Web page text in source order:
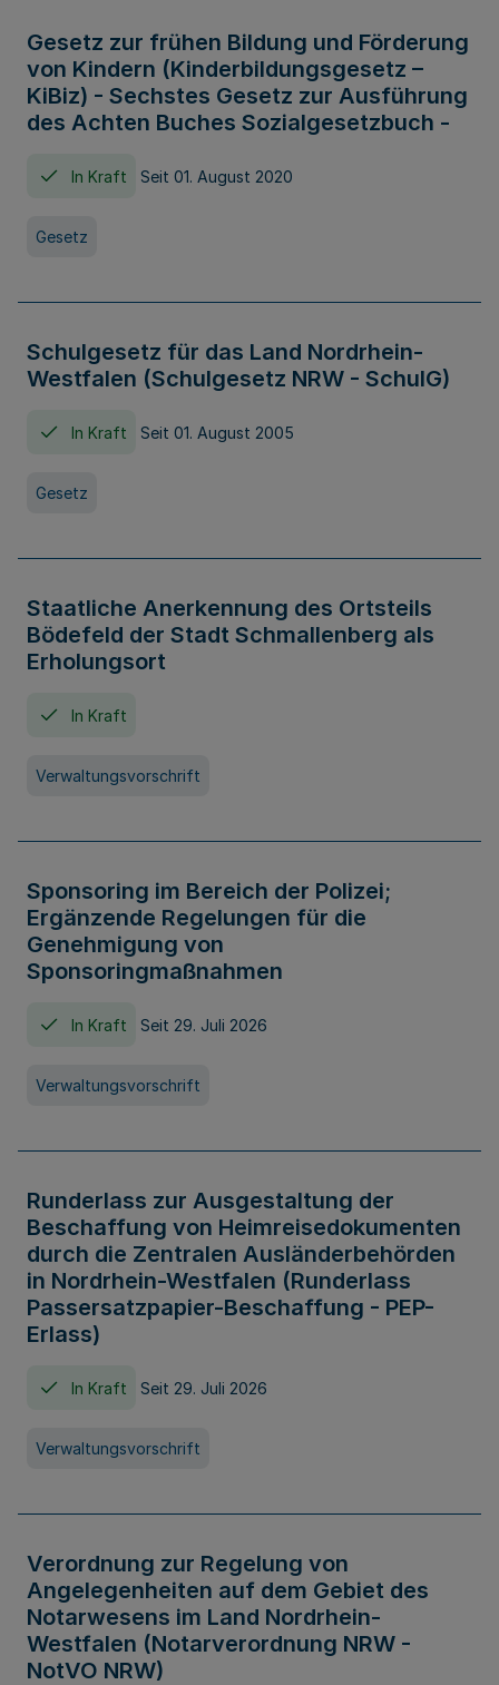
Gesetz zur frühen Bildung und Förderung
von Kindern (Kinderbildungsgesetz –
KiBiz) - Sechstes Gesetz zur Ausführung
des Achten Buches Sozialgesetzbuch -
In Kraft Seit 01. August 2020
Gesetz
Schulgesetz für das Land Nordrhein-
Westfalen (Schulgesetz NRW - SchulG)
In Kraft Seit 01. August 2005
Gesetz
Staatliche Anerkennung des Ortsteils
Bödefeld der Stadt Schmallenberg als
Erholungsort
In Kraft
Verwaltungsvorschrift
Sponsoring im Bereich der Polizei;
Ergänzende Regelungen für die
Genehmigung von
Sponsoringmaßnahmen
In Kraft Seit 29. Juli 2026
Verwaltungsvorschrift
Runderlass zur Ausgestaltung der
Beschaffung von Heimreisedokumenten
durch die Zentralen Ausländerbehörden
in Nordrhein-Westfalen (Runderlass
Passersatzpapier-Beschaffung - PEP-
Erlass)
In Kraft Seit 29. Juli 2026
Verwaltungsvorschrift
Verordnung zur Regelung von
Angelegenheiten auf dem Gebiet des
Notarwesens im Land Nordrhein-
Westfalen (Notarverordnung NRW -
NotVO NRW)